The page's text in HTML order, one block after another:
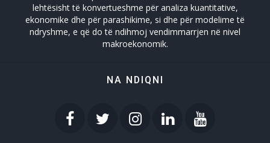
lehtësisht të konvertueshme për analiza kuantitative,
ekonomike dhe për parashikime, si dhe për modelime të
ndryshme, e që do të ndihmoj vendimmarrjen në nivel
makroekonomik.
NA NDIQNI